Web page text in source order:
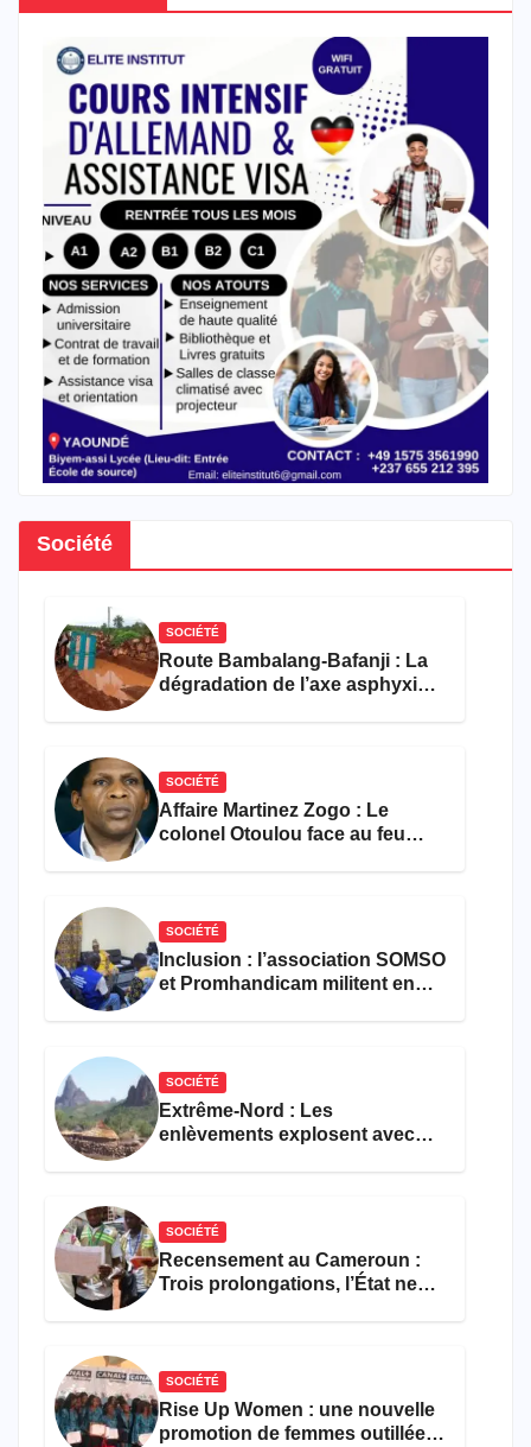
Société
SOCIÉTÉ
Route Bambalang-Bafanji : La
dégradation de l’axe asphyxie
SOCIÉTÉ
Affaire Martinez Zogo : Le
colonel Otoulou face au feu
SOCIÉTÉ
Inclusion : l’association SOMSO
et Promhandicam militent en
SOCIÉTÉ
Extrême-Nord : Les
enlèvements explosent avec
SOCIÉTÉ
Recensement au Cameroun :
Trois prolongations, l’État ne
SOCIÉTÉ
Rise Up Women : une nouvelle
promotion de femmes outillées